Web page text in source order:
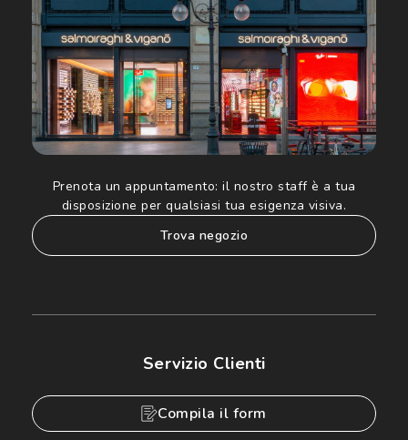
Prenota un appuntamento: il nostro staff è a tua
disposizione per qualsiasi tua esigenza visiva.
trova negozio
Servizio Clienti
Compila il form